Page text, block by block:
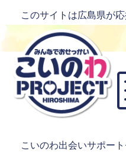
このサイトは広島県が
こいのわ出会いサポー